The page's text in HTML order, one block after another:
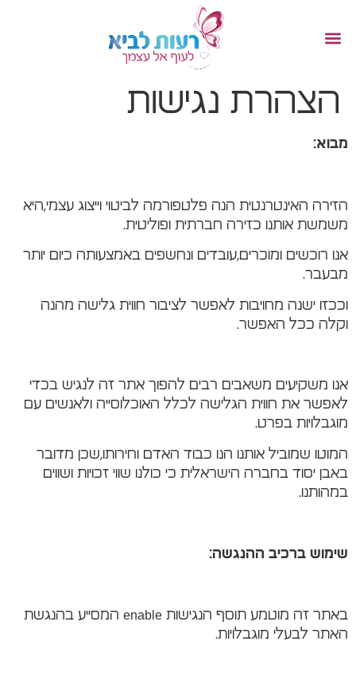
הצהרת נגישות
מבוא:
הזירה האינטרנטית הנה פלטפורמה לביטוי וייצוג עצמי,היא
משמשת אותנו כזירה חברתית ופוליטית.
אנו רוכשים ומוכרים,עובדים ונחשפים באמצעותה כיום יותר
מבעבר.
וככזו ישנה מחויבות לאפשר לציבור חווית גלישה מהנה
וקלה ככל האפשר.
אנו משקיעים משאבים רבים להפוך אתר זה לנגיש בכדי
לאפשר את חווית הגלישה לכלל האוכלוסייה ולאנשים עם
מוגבלויות בפרט.
המוטו שמוביל אותנו הנו כבוד האדם וחירותו,שכן מדובר
באבן יסוד בחברה הישראלית כי כולנו שווי זכויות ושווים
במהותנו.
שימוש ברכיב ההנגשה:
באתר זה מוטמע תוסף הנגישות enable המסייע בהנגשת
האתר לבעלי מוגבלויות.